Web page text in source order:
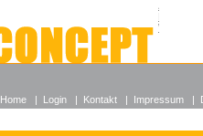
Alle
Wieso
Home | Login | Kontakt | Impressum |